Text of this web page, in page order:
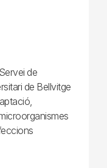
de
de Bellvitge